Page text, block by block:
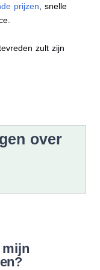
prijzen , snelle
zult zijn
over
mijn